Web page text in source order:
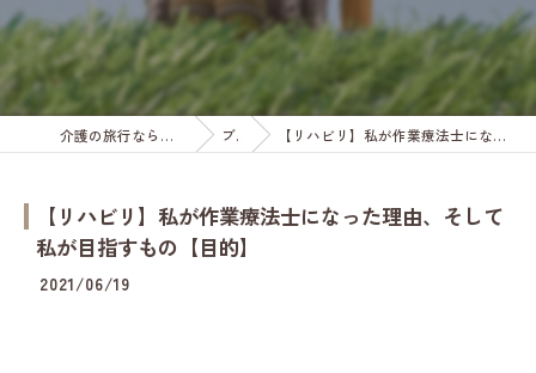
介護の旅行ならちょい旅サポート ルピネ ブログ 【リハビリ】私が作業療法士になった理由、そして私が目指すもの【目的】
【リハビリ】私が作業療法士になった理由、そして
私が目指すもの【目的】
2021/06/19